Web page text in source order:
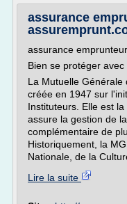
assurance
assurance
Bien se protéger
La Mutuelle Générale
créée en 1947 sur
Instituteurs. Elle est
assure la gestion de
complémentaire de
Historiquement, la
Nationale, de la
Lire la suite